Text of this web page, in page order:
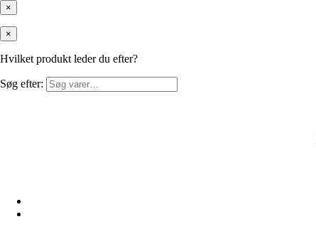
×
×
Hvilket produkt leder du efter?
Søg efter: